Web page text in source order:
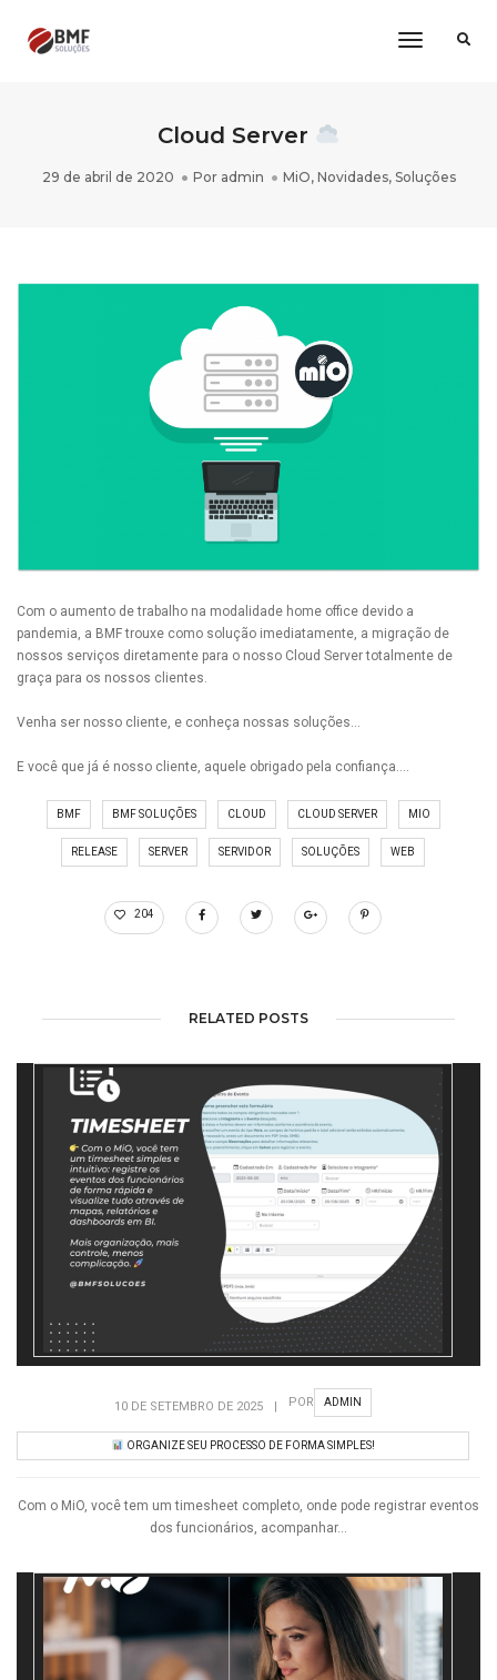
Toggle
Cloud Server
29 de abril de 2020 Por admin MiO, Novidades, Soluções
Com o aumento de trabalho na modalidade home office devido a
pandemia, a BMF trouxe como solução imediatamente, a migração de
nossos serviços diretamente para o nosso Cloud Server totalmente de
graça para os nossos clientes.
Venha ser nosso cliente, e conheça nossas soluções…
E você que já é nosso cliente, aquele obrigado pela confiança….
BMF BMF SOLUÇÕES CLOUD CLOUD SERVER MIO
RELEASE SERVER SERVIDOR SOLUÇÕES WEB
204
RELATED POSTS
10 DE SETEMBRO DE 2025 POR ADMIN
ORGANIZE SEU PROCESSO DE FORMA SIMPLES!
Com o MiO, você tem um timesheet completo, onde pode registrar eventos
dos funcionários, acompanhar...